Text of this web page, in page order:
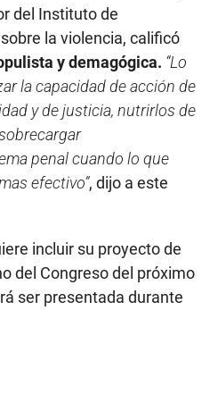
del Instituto de
la violencia, calificó
y demagógica. “Lo
la capacidad de acción de
y de justicia, nutrirlos de
penal cuando lo que
efectivo”, dijo a este
incluir su proyecto de
del Congreso del próximo
ser presentada durante